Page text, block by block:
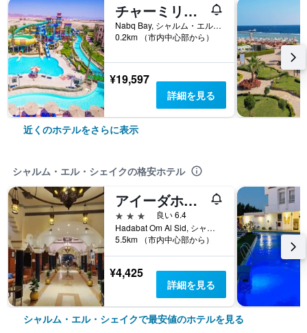
チャーミリオン クラブ アクア パーク
Nabq Bay, シャルム・エル・シェイク, エジプト
0.2km （市内中心部から）
¥19,597
詳細を見る
近くのホテルをさらに表示
シャルム・エル・シェイクの格安ホテル
アイーダホテル シャルムエルシェイク
3つ星
良い 6.4
Hadabat Om Al Sid, シャルム・エル・シェイク, エジプト
5.5km （市内中心部から）
¥4,425
詳細を見る
シャルム・エル・シェイクで最安値のホテルを見る